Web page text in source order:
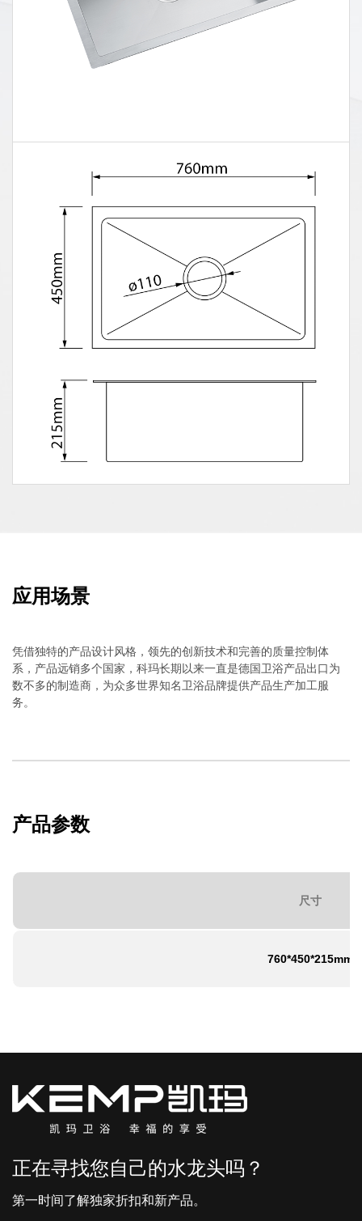
应用场景
凭借独特的产品设计风格，领先的创新技术和完善的质量控制体
系，产品远销多个国家，科玛长期以来一直是德国卫浴产品出口为
数不多的制造商，为众多世界知名卫浴品牌提供产品生产加工服
务。
产品参数
尺寸
760*450*215mm
正在寻找您自己的水龙头吗？
第一时间了解独家折扣和新产品。